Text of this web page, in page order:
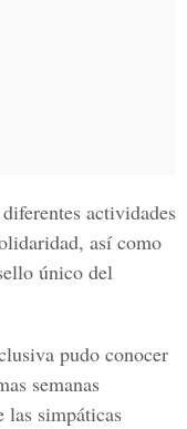
actividades
así como
único del
pudo conocer
semanas
las simpáticas